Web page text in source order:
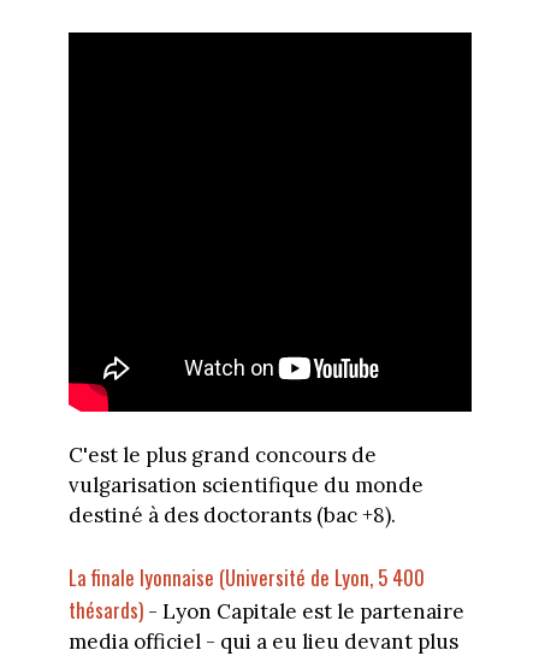
C'est le plus grand concours de
vulgarisation scientifique du monde
destiné à des doctorants (bac +8).
La finale lyonnaise (Université de Lyon, 5 400
thésards)- Lyon Capitale est le partenaire
media officiel - qui a eu lieu devant plus